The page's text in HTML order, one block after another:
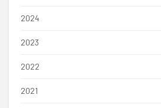
2024
2023
2022
2021